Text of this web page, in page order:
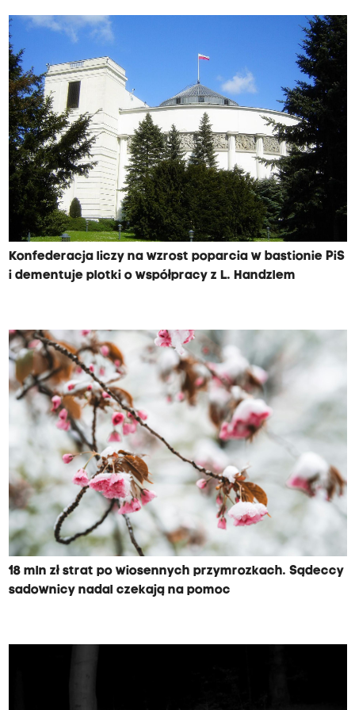
Konfederacja liczy na wzrost poparcia w bastionie PiS
i dementuje plotki o współpracy z L. Handzlem
18 mln zł strat po wiosennych przymrozkach. Sądeccy
sadownicy nadal czekają na pomoc